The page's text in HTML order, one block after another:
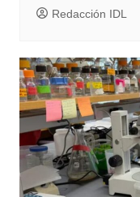
Redacción IDL